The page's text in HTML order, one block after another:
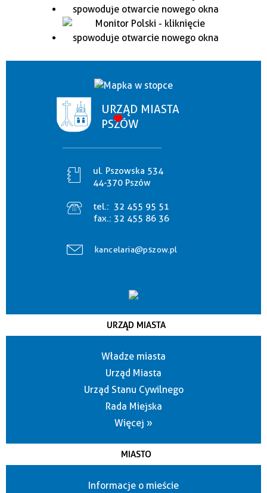
URZĄD MIASTA
PSZÓW
ul. Pszowska 534
44-370 Pszów
tel.: 32 455 95 51
fax.: 32 455 86 36
kancelaria@pszow.pl
URZĄD MIASTA
Władze miasta
Urząd Miasta
Urząd Stanu Cywilnego
Rada Miejska
Więcej »
MIASTO
Informacje o mieście